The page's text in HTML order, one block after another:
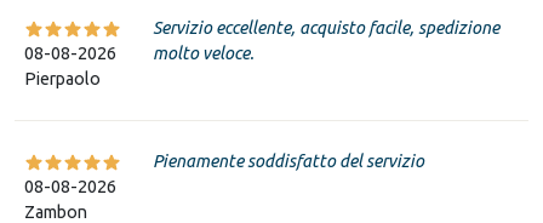
08-08-2026
Pierpaolo
Servizio eccellente, acquisto facile, spedizione
molto veloce.
08-08-2026
Zambon
Pienamente soddisfatto del servizio